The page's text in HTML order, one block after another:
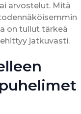
arvostelut. Mitä
on tullut tärkeä
jatkuvasti.